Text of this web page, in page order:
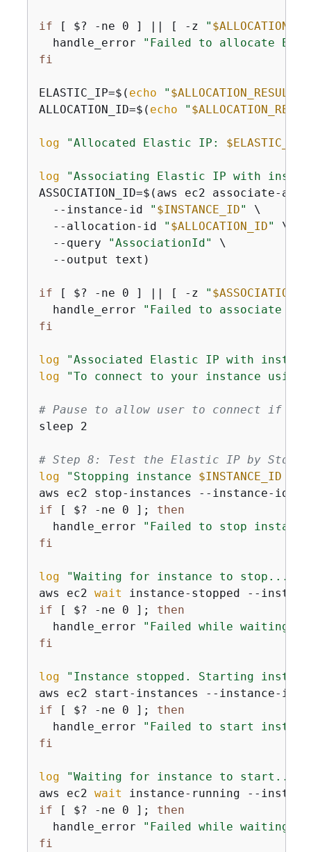
if [ $? -ne 0 ] || [ -z "
  handle_error
"Failed to allocate
fi
ELASTIC_IP=$( echo " $ALLOCATION_RESULT
ALLOCATION_ID=$( echo "
log "Allocated Elastic IP: $ELASTIC_IP
log
"Associating Elastic IP with
ASSOCIATION_ID=$(aws ec2 associate-
  --instance-id
" $INSTANCE_ID"
\
  --allocation-id
" $ALLOCATION_ID"
\
  --query
"AssociationId"
\
  --output text)
if [ $? -ne 0 ] || [ -z "
  handle_error
"Failed to associate
fi
log
"Associated Elastic IP with
log
"To connect to your instance
# Pause to allow user to connect if
sleep 2
# Step 8: Test the Elastic IP by
log
"Stopping instance $INSTANCE_ID
aws ec2 stop-instances --instance-ids
if [ $? -ne 0 ]; then
  handle_error
"Failed to stop
fi
log
"Waiting for instance to stop..."
aws ec2 wait instance-stopped --
if [ $? -ne 0 ]; then
  handle_error
"Failed while waiting
fi
log
"Instance stopped. Starting
aws ec2 start-instances --instance-ids
if [ $? -ne 0 ]; then
  handle_error
"Failed to start
fi
log
"Waiting for instance to start..."
aws ec2 wait instance-running --
if [ $? -ne 0 ]; then
  handle_error
"Failed while waiting
fi